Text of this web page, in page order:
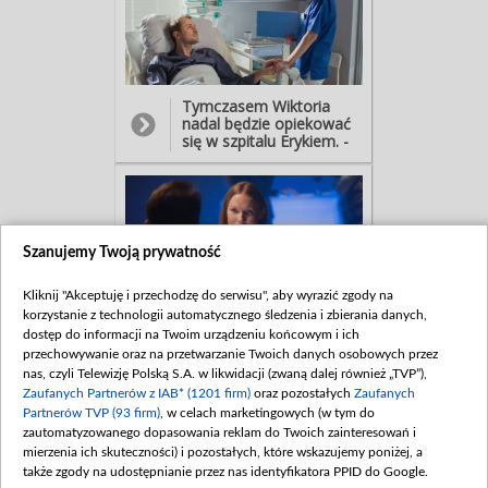
odwagi, żeby ze mną
być?! - Już się nie boję…
Kłótnię zakończy
namiętny pocałunek… ale
dla Kasi to będzie dopiero
początek kłopotów. Bo
przypadkiem jej rozmowę
z Wilczewskim
podsłucha... Matylda! Co
wydarzy się, gdy mała
odkryje, że jej matka
chce odejść od
Falkowicza?
Tymczasem Wiktoria
nadal będzie opiekować
się w szpitalu Erykiem. -
Jeszcze dzisiaj dostaniesz
wypis… - Pójdziesz ze
mną na kolację? - Nie
umawiam się z
pacjentami. - Kiedy
dostanę wypis, przestanę
być twoim pacjentem. -
co? - Nie, kiedy wiem, że
jest o co walczyć.
Prawnik okaże się uparty i
w finale dopnie swego -
bo wieczorem doktor
Consalida umówi się z
nim na randkę. - Zawsze
wiedziałaś, że będziesz
chirurgiem? - Mama
twierdzi, że jak miałam
pięć lat, próbowałam
Szanujemy Twoją prywatność
Kliknij "Akceptuję i przechodzę do serwisu", aby wyrazić zgody na
korzystanie z technologii automatycznego śledzenia i zbierania danych,
dostęp do informacji na Twoim urządzeniu końcowym i ich
przechowywanie oraz na przetwarzanie Twoich danych osobowych przez
nas, czyli Telewizję Polską S.A. w likwidacji (zwaną dalej również „TVP”),
Zaufanych Partnerów z IAB* (1201 firm) oraz pozostałych Zaufanych
Partnerów TVP (93 firm) , w celach marketingowych (w tym do
zautomatyzowanego dopasowania reklam do Twoich zainteresowań i
mierzenia ich skuteczności) i pozostałych, które wskazujemy poniżej, a
także zgody na udostępnianie przez nas identyfikatora PPID do Google.